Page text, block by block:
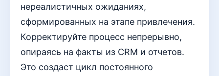
нереалистичных ожиданиях,
сформированных на этапе привлечения.
Корректируйте процесс непрерывно,
опираясь на факты из CRM и отчетов.
Это создаст цикл постоянного